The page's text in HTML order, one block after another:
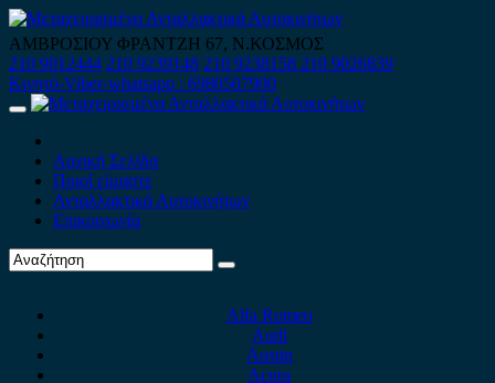
Skip
to
content
ΑΜΒΡΟΣΙΟΥ ΦΡΑΝΤΖΗ 67, Ν.ΚΟΣΜΟΣ
210 9012444 210 9239148 210 9238158 210 9026839
Κινητό-Viber-whatsapp : 6980507900
Primary
Αρχική Σελίδα
Ποιοί είμαστε
Ανταλλακτικά Αυτοκινήτων
Επικοινωνία
Alfa Romeo
Audi
Austin
Acura